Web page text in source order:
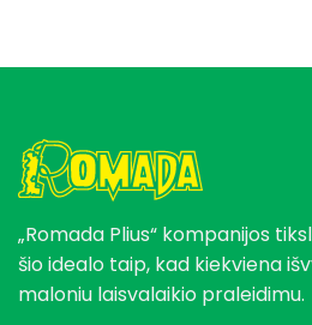
„Romada Plius“ kompanijos
šio idealo taip, kad kiekviena
maloniu laisvalaikio praleidimu.